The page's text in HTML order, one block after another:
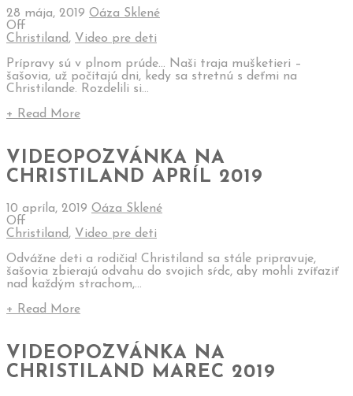
28 mája, 2019 Oáza Sklené
Off
Christiland, Video pre deti
Prípravy sú v plnom prúde… Naši traja mušketieri –
šašovia, už počítajú dni, kedy sa stretnú s deťmi na
Christilande. Rozdelili si...
+ Read More
VIDEOPOZVÁNKA NA
CHRISTILAND APRÍL 2019
10 apríla, 2019 Oáza Sklené
Off
Christiland, Video pre deti
Odvážne deti a rodičia! Christiland sa stále pripravuje,
šašovia zbierajú odvahu do svojich sŕdc, aby mohli zvíťaziť
nad každým strachom,...
+ Read More
VIDEOPOZVÁNKA NA
CHRISTILAND MAREC 2019